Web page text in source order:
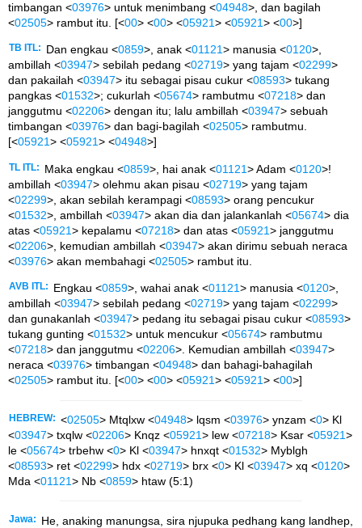
timbangan <03976> untuk menimbang <04948>, dan bagilah
<02505> rambut itu. [<00> <00> <05921> <05921> <00>]
TB ITL: Dan engkau <0859>, anak <01121> manusia <0120>,
ambillah <03947> sebilah pedang <02719> yang tajam <02299>
dan pakailah <03947> itu sebagai pisau cukur <08593> tukang
pangkas <01532>; cukurlah <05674> rambutmu <07218> dan
janggutmu <02206> dengan itu; lalu ambillah <03947> sebuah
timbangan <03976> dan bagi-bagilah <02505> rambutmu.
[<05921> <05921> <04948>]
TL ITL: Maka engkau <0859>, hai anak <01121> Adam <0120>!
ambillah <03947> olehmu akan pisau <02719> yang tajam
<02299>, akan sebilah kerampagi <08593> orang pencukur
<01532>, ambillah <03947> akan dia dan jalankanlah <05674> dia
atas <05921> kepalamu <07218> dan atas <05921> janggutmu
<02206>, kemudian ambillah <03947> akan dirimu sebuah neraca
<03976> akan membahagi <02505> rambut itu.
AVB ITL: Engkau <0859>, wahai anak <01121> manusia <0120>,
ambillah <03947> sebilah pedang <02719> yang tajam <02299>
dan gunakanlah <03947> pedang itu sebagai pisau cukur <08593>
tukang gunting <01532> untuk mencukur <05674> rambutmu
<07218> dan janggutmu <02206>. Kemudian ambillah <03947>
neraca <03976> timbangan <04948> dan bahagi-bahagilah
<02505> rambut itu. [<00> <00> <05921> <05921> <00>]
HEBREW: <02505> Mtqlxw <04948> lqsm <03976> ynzam <0> Kl
<03947> txqlw <02206> Knqz <05921> lew <07218> Ksar <05921>
le <05674> trbehw <0> Kl <03947> hnxqt <01532> Myblgh
<08593> ret <02299> hdx <02719> brx <0> Kl <03947> xq <0120>
Mda <01121> Nb <0859> htaw (5:1)
Jawa:
He, anaking manungsa, sira njupuka pedhang kang landhep,